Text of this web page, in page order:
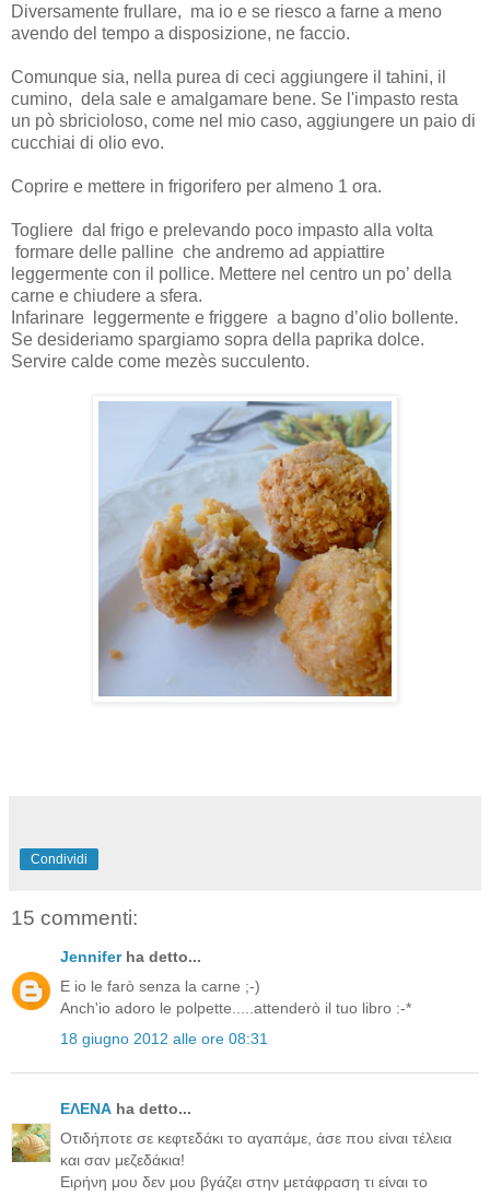
Diversamente frullare, ma io e se riesco a farne a meno
avendo del tempo a disposizione, ne faccio.
Comunque sia, nella purea di ceci aggiungere il tahini, il
cumino, dela sale e amalgamare bene. Se l'impasto resta
un pò sbricioloso, come nel mio caso, aggiungere un paio di
cucchiai di olio evo.
Coprire e mettere in frigorifero per almeno 1 ora.
Togliere dal frigo e prelevando poco impasto alla volta
formare delle palline che andremo ad appiattire
leggermente con il pollice. Mettere nel centro un po’ della
carne e chiudere a sfera.
Infarinare leggermente e friggere a bagno d’olio bollente.
Se desideriamo spargiamo sopra della paprika dolce.
Servire calde come mezès succulento.
Condividi
15 commenti:
Jenniferha detto...
E io le farò senza la carne ;-)
Anch'io adoro le polpette.....attenderò il tuo libro :-*
18 giugno 2012 alle ore 08:31
ΕΛΕΝΑ ha detto...
Οτιδήποτε σε κεφτεδάκι το αγαπάμε, άσε που είναι τέλεια
και σαν μεζεδάκια!
Ειρήνη μου δεν μου βγάζει στην μετάφραση τι είναι το